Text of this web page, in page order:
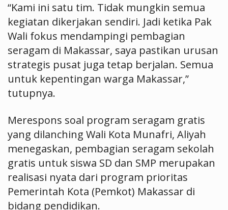
“Kami ini satu tim. Tidak mungkin semua
kegiatan dikerjakan sendiri. Jadi ketika Pak
Wali fokus mendampingi pembagian
seragam di Makassar, saya pastikan urusan
strategis pusat juga tetap berjalan. Semua
untuk kepentingan warga Makassar,”
tutupnya.
Merespons soal program seragam gratis
yang dilanching Wali Kota Munafri, Aliyah
menegaskan, pembagian seragam sekolah
gratis untuk siswa SD dan SMP merupakan
realisasi nyata dari program prioritas
Pemerintah Kota (Pemkot) Makassar di
bidang pendidikan.